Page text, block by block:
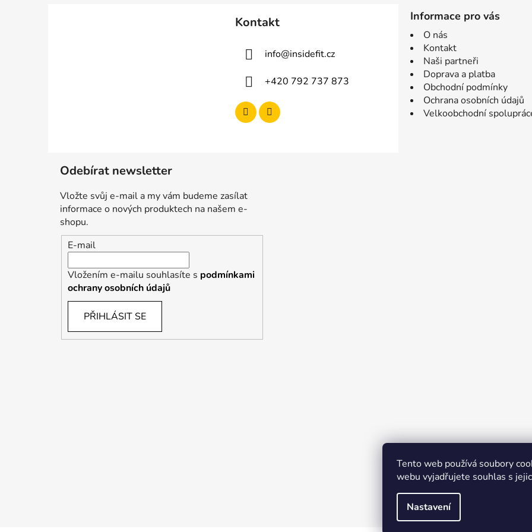
Tento web používá soubory
webu vyjadřujete souhlas s
Nastavení
Kontakt
info@insidefit.cz
+420 792 737 873
Informace pro vás
O nás
Kontakt
Naši partneři
Doprava a platba
Obchodní podmínky
Ochrana osobních údajů
Velkoobchodní
Odebírat newsletter
Vložte svůj e-mail a my vám budeme zasílat
informace o nových produktech na našem e-
shopu.
E-mail
Vložením e-mailu souhlasíte s podmínkami
ochrany osobních údajů
PŘIHLÁSIT SE